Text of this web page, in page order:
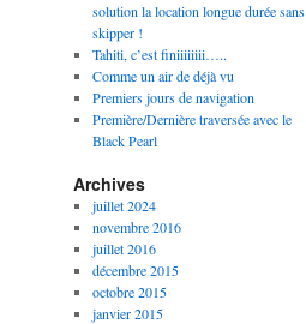
solution la location longue durée sans
skipper !
Tahiti, c’est finiiiiiiii…..
Comme un air de déjà vu
Premiers jours de navigation
Première/Dernière traversée avec le
Black Pearl
Archives
juillet 2024
novembre 2016
juillet 2016
décembre 2015
octobre 2015
janvier 2015